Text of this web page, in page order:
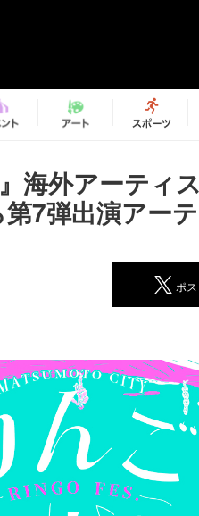
海外アーティ
7弾出演アー
ポス